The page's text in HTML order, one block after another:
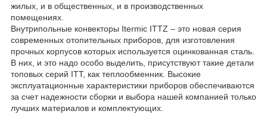
жилых, и в общественных, и в производственных
помещениях.
Внутрипольные конвекторы Itermic ITTZ – это новая серия
современных отопительных приборов, для изготовления
прочных корпусов которых используется оцинкованная сталь.
В них, и это надо особо выделить, присутствуют такие детали
топовых серий ITT, как теплообменник. Высокие
эксплуатационные характеристики приборов обеспечиваются
за счет надежности сборки и выбора нашей компанией только
лучших материалов и комплектующих.